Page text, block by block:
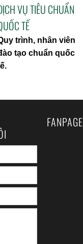
VỤ TIÊU CHUẨN
TẾ
trình, nhân viên
tạo chuẩn quốc
FANPAGE